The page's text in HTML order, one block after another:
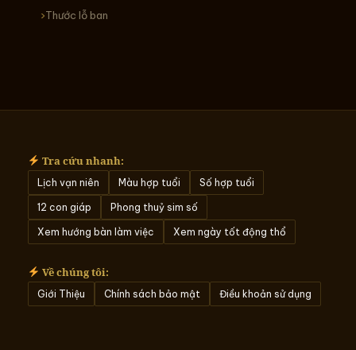
Thước lỗ ban
Tra cứu nhanh:
Lịch vạn niên Màu hợp tuổi Số hợp tuổi
12 con giáp Phong thuỷ sim số
Xem hướng bàn làm việc Xem ngày tốt động thổ
Về chúng tôi:
Giới Thiệu Chính sách bảo mật Điều khoản sử dụng